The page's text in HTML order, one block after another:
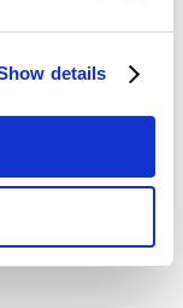
ads, to
you’ve
from your use
of cookies by
details